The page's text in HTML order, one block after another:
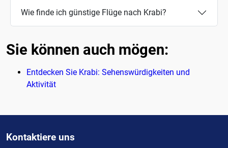
Wie finde ich günstige Flüge nach Krabi?
Sie können auch mögen:
Entdecken Sie Krabi: Sehenswürdigkeiten und
Aktivität
Kontaktiere uns